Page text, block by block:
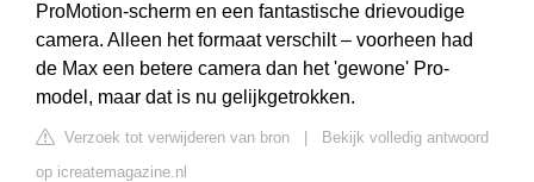
ProMotion-scherm en een fantastische drievoudige
camera. Alleen het formaat verschilt – voorheen had
de Max een betere camera dan het 'gewone' Pro-
model, maar dat is nu gelijkgetrokken.
Verzoek tot verwijderen van bron
Bekijk volledig antwoord
op icreatemagazine.nl